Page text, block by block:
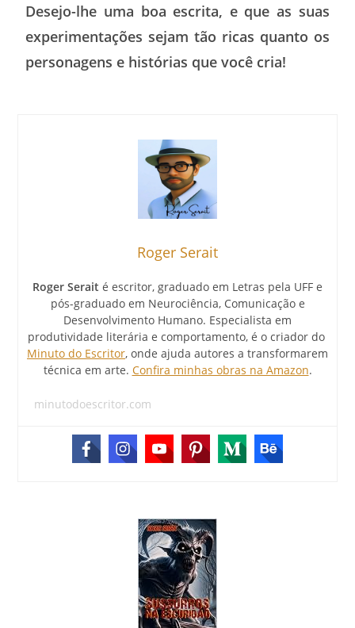
Desejo-lhe uma boa escrita, e que as suas
experimentações sejam tão ricas quanto os
personagens e histórias que você cria!
Roger Serait
Roger Serait é escritor, graduado em Letras pela UFF e
pós-graduado em Neurociência, Comunicação e
Desenvolvimento Humano. Especialista em
produtividade literária e comportamento, é o criador do
Minuto do Escritor, onde ajuda autores a transformarem
técnica em arte. Confira minhas obras na Amazon.
minutodoescritor.com